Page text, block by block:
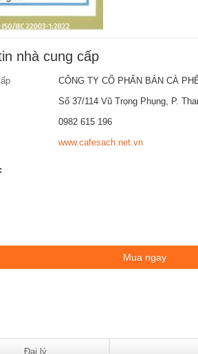
nhà cung cấp
CÔNG TY CỔ PHẨN BẢN CÀ
Số 37/114 Vũ Trọng Phụng, P.
0982 615 196
www.cafesach.net.vn
Đại lý